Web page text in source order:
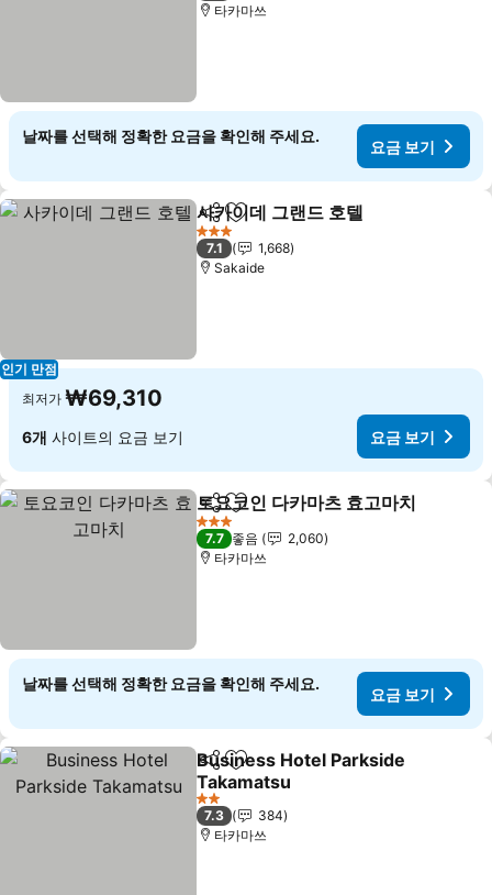
타카마쓰
날짜를 선택해 정확한 요금을 확인해 주세요.
요금 보기
인기 만점
공유 즐겨찾기에 추가
사카이데 그랜드 호텔
3 성급
7.1
1,668
Sakaide
최저가 ₩69,310
6개 사이트의 요금 보기 요금 보기
공유 즐겨찾기에 추가
토요코인 다카마츠 효고마치
3 성급
7.7 좋음
2,060
타카마쓰
날짜를 선택해 정확한 요금을 확인해 주세요.
요금 보기
공유 즐겨찾기에 추가
Business Hotel Parkside
Takamatsu
요금 보기
2 성급
7.3
384
타카마쓰